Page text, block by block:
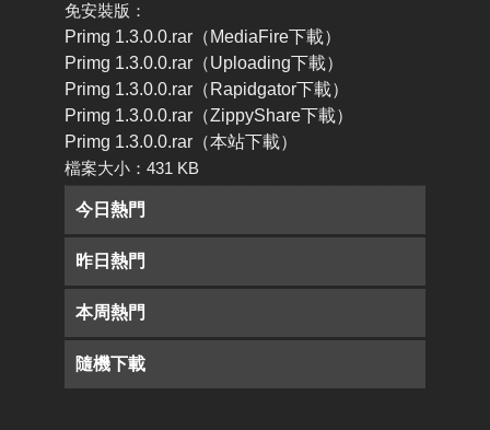
免安裝版：
Primg 1.3.0.0.rar（MediaFire下載）
Primg 1.3.0.0.rar（Uploading下載）
Primg 1.3.0.0.rar（Rapidgator下載）
Primg 1.3.0.0.rar（ZippyShare下載）
Primg 1.3.0.0.rar（本站下載）
檔案大小：431 KB
今日熱門
昨日熱門
本周熱門
隨機下載